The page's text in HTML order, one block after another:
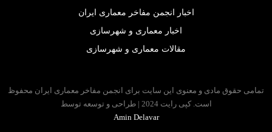
اخبار انجمن مفاخر معماری ایران
اخبار معماری و شهرسازی
مقالات معماری و شهرسازی
حقوق مادی و معنوی این سایت برای انجمن مفاخر معماری ایران محفوظ
است. کپی رایت 2024 | طراحی و توسعه توسط
Amin Delavar